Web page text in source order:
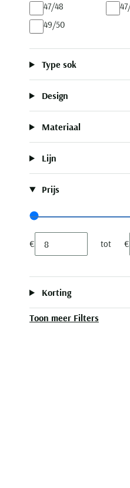
47/48
49/50
Type sok
Design
Materiaal
Lijn
Prijs
Range slider min value
Range slider max value
Minimum value input
€ tot €
Korting
Toon meer Filters